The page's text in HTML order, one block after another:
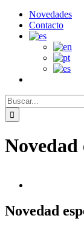
Novedades
Contacto
Novedad
Novedad